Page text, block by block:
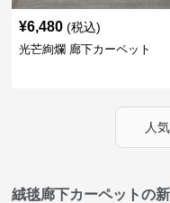
¥6,480 (税込)
光芒絢爛 廊下カーペット
人
絨毯廊下カーペットの